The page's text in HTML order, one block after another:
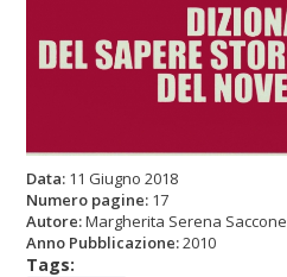
Data: 11 Giugno 2018
Numero pagine: 17
Autore:Margherita Serena Saccone
Anno Pubblicazione:2010
Tags: